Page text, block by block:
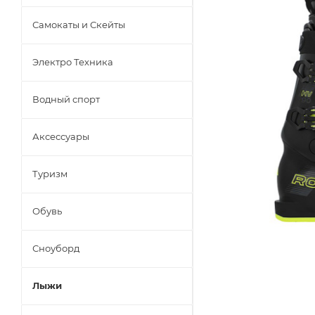
Самокаты и Скейты
Электро Техника
Водный спорт
Аксессуары
Туризм
Обувь
Сноуборд
Лыжи